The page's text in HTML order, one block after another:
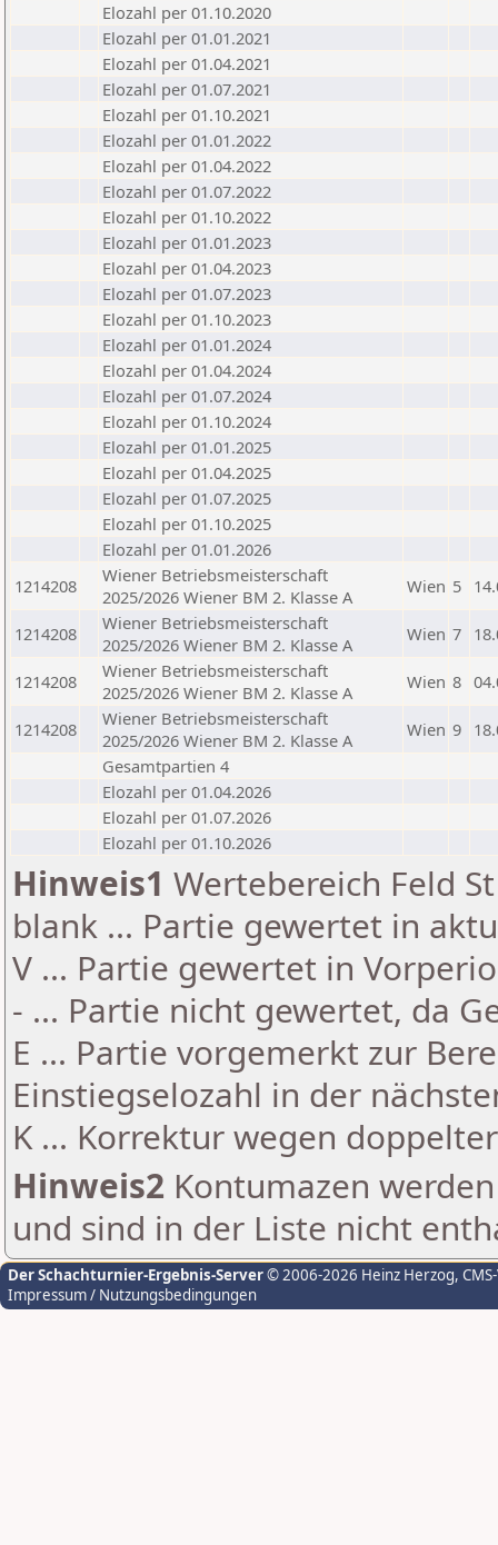
Elozahl per 01.10.2020
Elozahl per 01.01.2021
Elozahl per 01.04.2021
Elozahl per 01.07.2021
Elozahl per 01.10.2021
Elozahl per 01.01.2022
Elozahl per 01.04.2022
Elozahl per 01.07.2022
Elozahl per 01.10.2022
Elozahl per 01.01.2023
Elozahl per 01.04.2023
Elozahl per 01.07.2023
Elozahl per 01.10.2023
Elozahl per 01.01.2024
Elozahl per 01.04.2024
Elozahl per 01.07.2024
Elozahl per 01.10.2024
Elozahl per 01.01.2025
Elozahl per 01.04.2025
Elozahl per 01.07.2025
Elozahl per 01.10.2025
Elozahl per 01.01.2026
1214208
Wiener Betriebsmeisterschaft
2025/2026 Wiener BM 2. Klasse A
Wien 5
1214208
Wiener Betriebsmeisterschaft
2025/2026 Wiener BM 2. Klasse A
Wien 7
1214208
Wiener Betriebsmeisterschaft
2025/2026 Wiener BM 2. Klasse A
Wien 8
1214208
Wiener Betriebsmeisterschaft
2025/2026 Wiener BM 2. Klasse A
Wien 9
Gesamtpartien 4
Elozahl per 01.04.2026
Elozahl per 01.07.2026
Elozahl per 01.10.2026
Hinweis1 Wertebereich Feld
blank ... Partie gewertet in
V ... Partie gewertet in
- ... Partie nicht gewertet, da
E ... Partie vorgemerkt zur
Einstiegselozahl in der
K ... Korrektur wegen
Hinweis2 Kontumazen
und sind in der Liste nicht
Der Schachturnier-Ergebnis-Server© 2006-2026 Heinz Herzog,
Impressum / Nutzungsbedingungen